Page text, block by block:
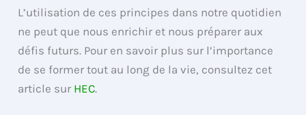
L’utilisation de ces principes dans notre quotidien
ne peut que nous enrichir et nous préparer aux
défis futurs. Pour en savoir plus sur l’importance
de se former tout au long de la vie, consultez cet
article sur HEC.